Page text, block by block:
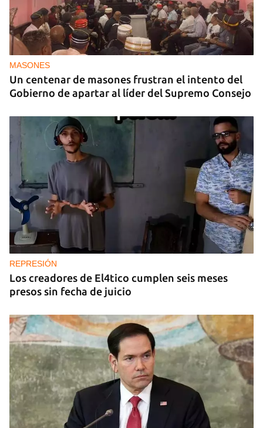
MASONES
Un centenar de masones frustran el intento del
Gobierno de apartar al líder del Supremo Consejo
REPRESIÓN
Los creadores de El4tico cumplen seis meses
presos sin fecha de juicio